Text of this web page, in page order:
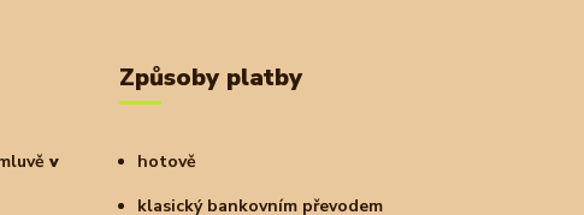
v
Způsoby platby
hotově
klasický bankovním převodem